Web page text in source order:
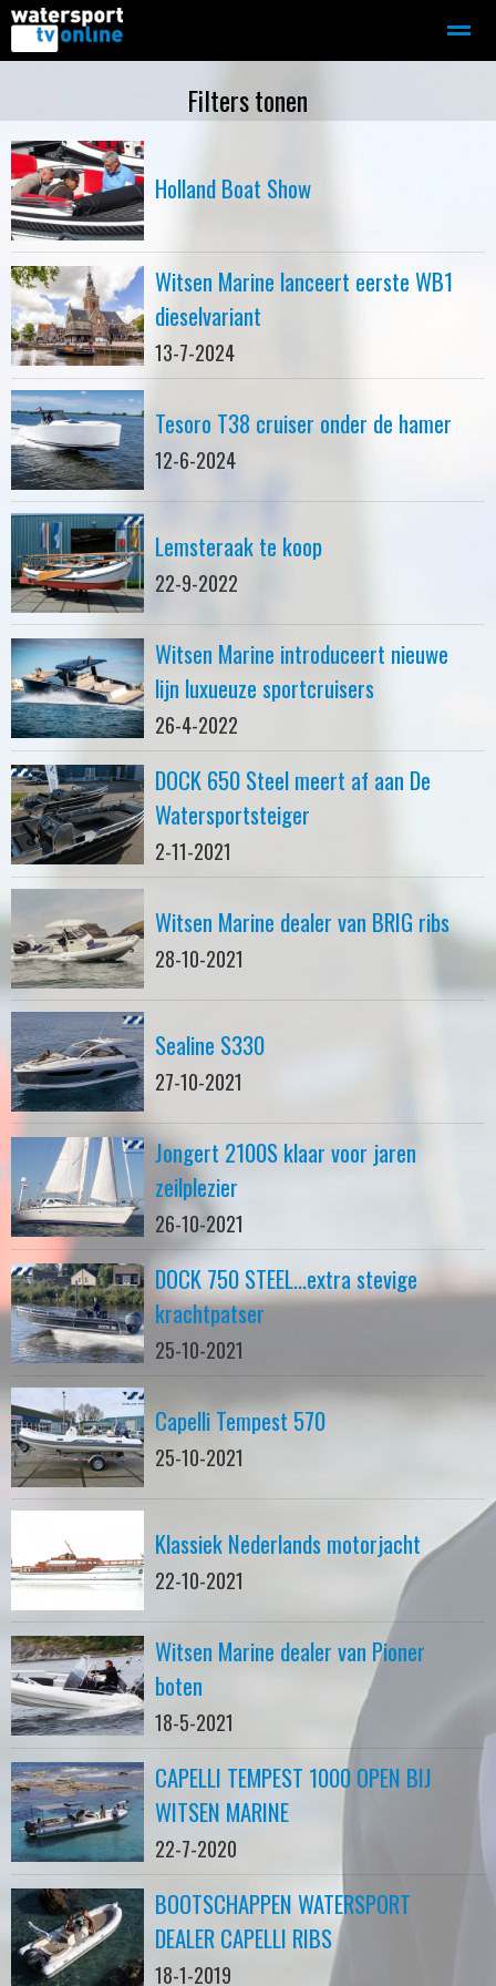
Motorboot-sloep Adverteren
Home Contact Bellen
Filters tonen
Holland Boat Show
Witsen Marine lanceert eerste WB1
dieselvariant
13-7-2024
Tesoro T38 cruiser onder de hamer
12-6-2024
Lemsteraak te koop
22-9-2022
Witsen Marine introduceert nieuwe
lijn luxueuze sportcruisers
26-4-2022
DOCK 650 Steel meert af aan De
Watersportsteiger
2-11-2021
Witsen Marine dealer van BRIG ribs
28-10-2021
Sealine S330
27-10-2021
Jongert 2100S klaar voor jaren
zeilplezier
26-10-2021
DOCK 750 STEEL...extra stevige
krachtpatser
25-10-2021
Capelli Tempest 570
25-10-2021
Klassiek Nederlands motorjacht
22-10-2021
Witsen Marine dealer van Pioner
boten
18-5-2021
CAPELLI TEMPEST 1000 OPEN BIJ
WITSEN MARINE
22-7-2020
BOOTSCHAPPEN WATERSPORT
DEALER CAPELLI RIBS
18-1-2019